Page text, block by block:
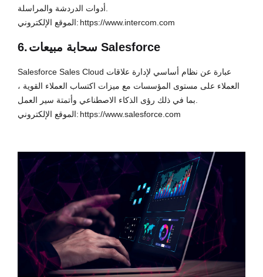
الموقع الإلكتروني: https://www.intercom.com
6. سحابة مبيعات Salesforce
Salesforce Sales Cloud عبارة عن نظام أساسي لإدارة علاقات
العملاء على مستوى المؤسسات مع ميزات اكتساب العملاء القوية ،
الموقع الإلكتروني: https://www.salesforce.com